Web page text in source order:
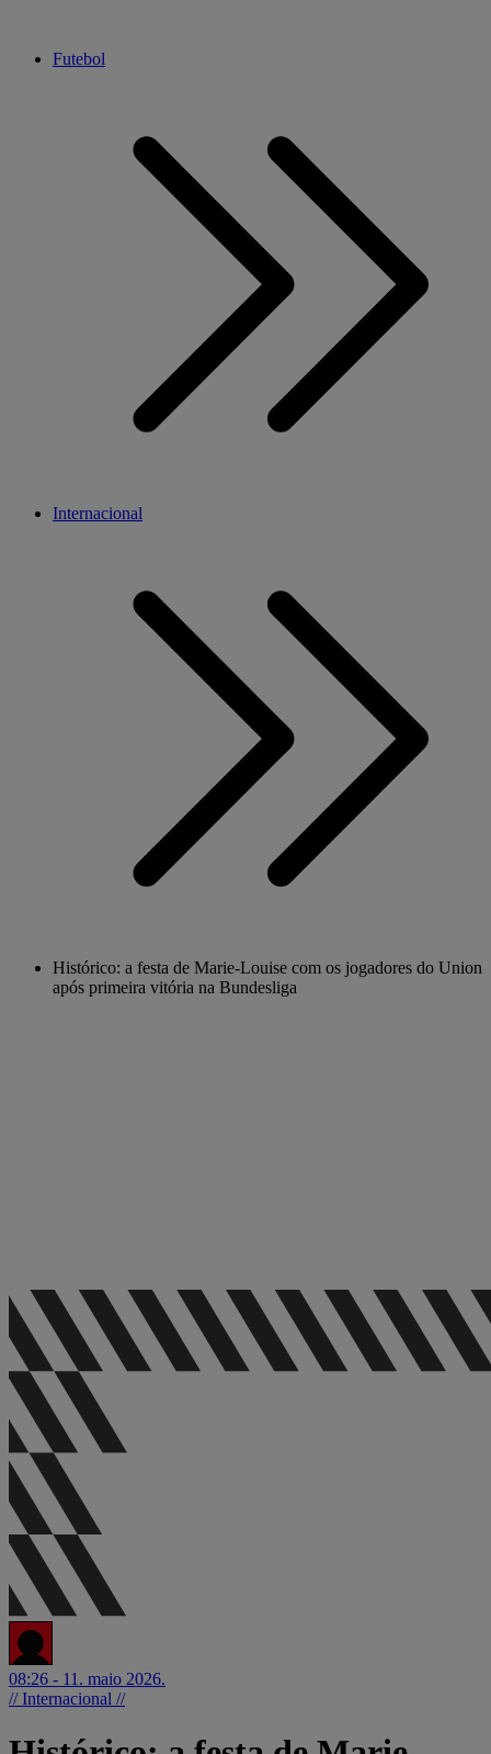
Futebol
Internacional
Histórico: a festa de Marie-Louise com os jogadores do Union
após primeira vitória na Bundesliga
08:26 - 11. maio 2026.
// Internacional //